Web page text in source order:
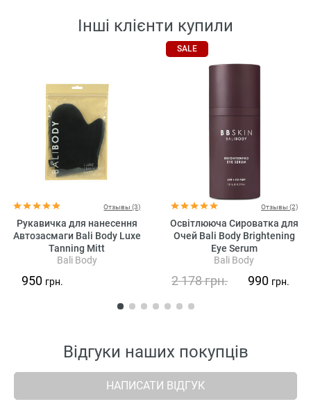
Інші клієнти купили
Отзывы (3)
Рукавичка для нанесення
Автозасмаги Bali Body Luxe
Tanning Mitt
Bali Body
950 грн.
SALE
Отзывы (2)
Освітлююча Сироватка для
Очей Bali Body Brightening
Eye Serum
Bali Body
2 178грн. 990 грн.
Відгуки наших покупців
НАПИСАТИ ВІДГУК